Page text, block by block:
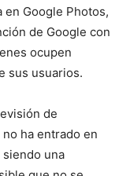
en Google Photos,
de Google con
ocupen
sus usuarios.
de
ha entrado en
una